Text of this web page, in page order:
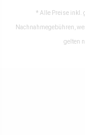
* Alle Preise inkl.
Nachnahmegebühren,
gelten